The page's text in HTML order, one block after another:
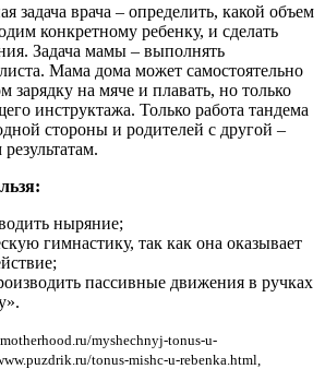
задача врача – определить, какой объем
конкретному ребенку, и сделать
Задача мамы – выполнять
Мама дома может самостоятельно
зарядку на мяче и плавать, но только
инструктажа. Только работа тандема
стороны и родителей с другой –
ныряние;
гимнастику, так как она оказывает
пассивные движения в ручках
myshechnyj-tonus-u-
tonus-mishc-u-rebenka.html,